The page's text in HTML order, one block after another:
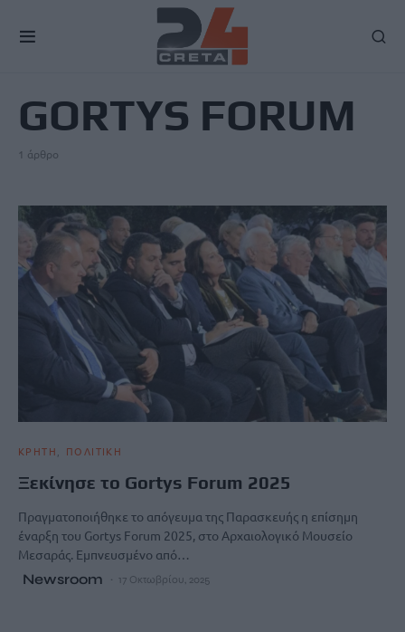
GORTYS FORUM
1 άρθρο
ΚΡΗΤΗ ΠΟΛΙΤΙΚΗ
Ξεκίνησε το Gortys Forum 2025
Πραγματοποιήθηκε το απόγευμα της Παρασκευής η επίσημη
έναρξη του Gortys Forum 2025, στο Αρχαιολογικό Μουσείο
Μεσαράς. Εμπνευσμένο από…
Newsroom 17 Οκτωβρίου, 2025